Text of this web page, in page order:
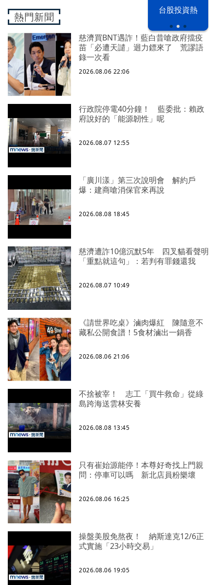
台股投資熱
熱門新聞
慈濟買BNT遇詐！藍白昔嗆政府擋疫
苗「必遭天譴」迴力鏢來了 荒謬語
錄一次看
2026.08.06 22:06
行政院停電40分鐘！ 藍委批：賴政
府說好的「能源韌性」呢
2026.08.07 12:55
「廣川漾」第三次說明會 解約戶
爆：建商嗆消保官來再說
2026.08.08 18:45
慈濟遭詐10億沉默5年 四叉貓看聲明
「重點就這句」：若判有罪錢還我
2026.08.07 10:49
《請世界吃桌》滷肉爆紅 陳隨意不
藏私公開食譜！5食材滷出一鍋香
2026.08.06 21:06
不捨被宰！ 志工「買牛救命」從綠
島跨海送雲林安養
2026.08.08 13:45
只有崔始源能停！本尊好奇找上門親
問：停車可以嗎 新北店員粉樂壞
2026.08.06 16:25
操盤美股免熬夜！ 納斯達克12/6正
式實施「23小時交易」
2026.08.06 19:05